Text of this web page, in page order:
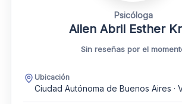
Psicóloga
Ailen Abril Esther
Sin reseñas por el
Ubicación
Ciudad Autónoma de Buenos Aires ·